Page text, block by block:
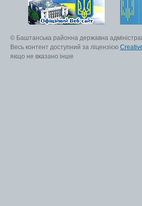
© Баштанська районна державна
Весь контент доступний за ліцензією
якщо не вказано інше